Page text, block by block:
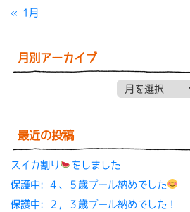
« 1月
月別アーカイブ
最近の投稿
スイカ割り
をしました
保護中: ４、５歳プール納めでした
保護中: ２，３歳プール納めでした！